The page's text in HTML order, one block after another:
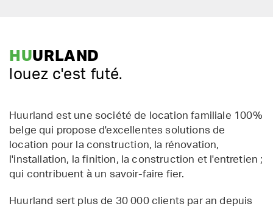
HUURLAND
louez c'est futé.
Huurland est une société de location familiale 100%
belge qui propose d'excellentes solutions de
location pour la construction, la rénovation,
l'installation, la finition, la construction et l'entretien ;
qui contribuent à un savoir-faire fier.
Huurland sert plus de 30 000 clients par an depuis